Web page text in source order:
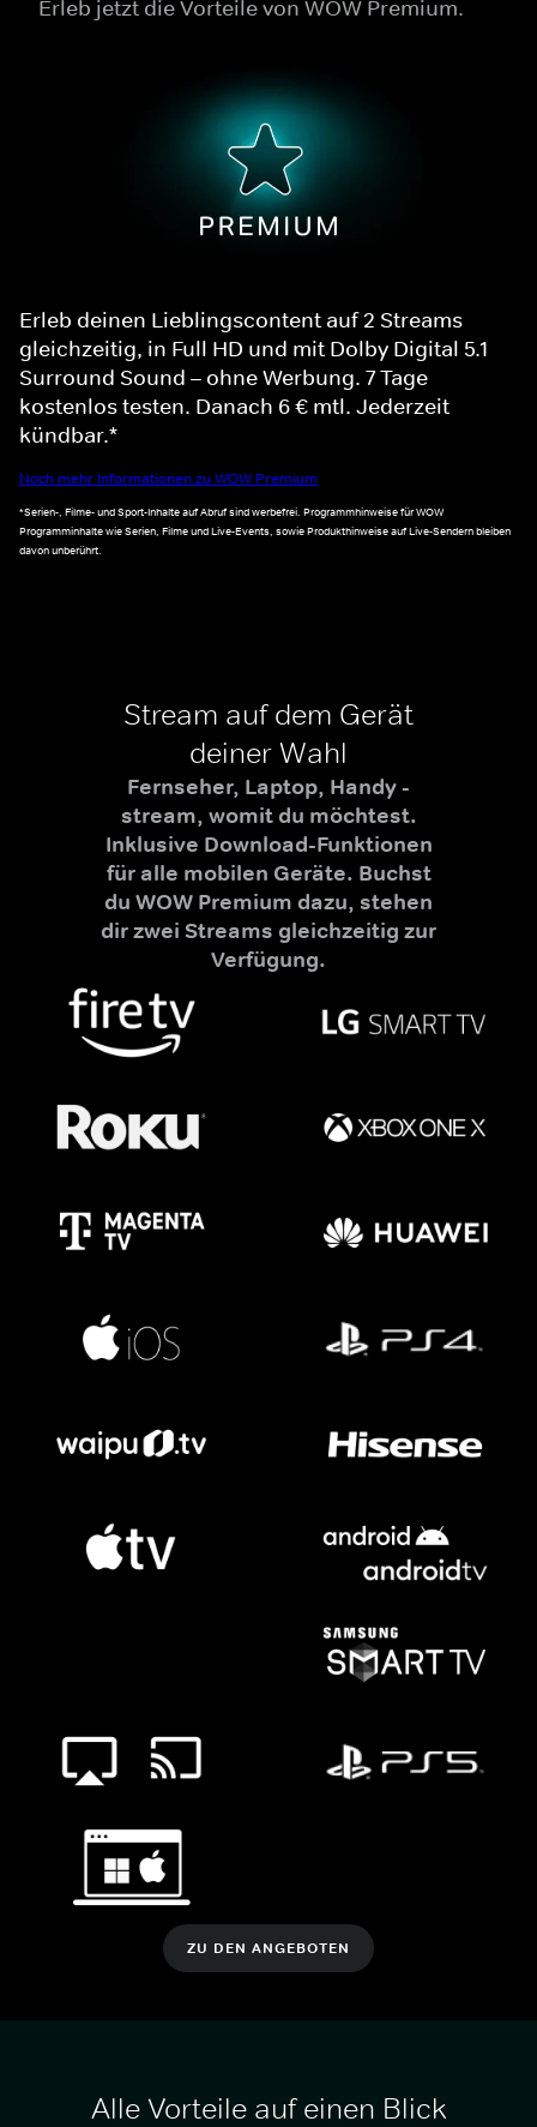
Erleb jetzt die Vorteile von WOW Premium.
Erleb deinen Lieblingscontent auf 2 Streams
gleichzeitig, in Full HD und mit Dolby Digital 5.1
Surround Sound – ohne Werbung. 7 Tage
kostenlos testen. Danach 6 € mtl. Jederzeit
kündbar.*
Noch mehr Informationen zu WOW Premium
*Serien-, Filme- und Sport-Inhalte auf Abruf sind werbefrei. Programmhinweise für WOW
Programminhalte wie Serien, Filme und Live-Events, sowie Produkthinweise auf Live-Sendern bleiben
davon unberührt.
Stream auf dem Gerät
deiner Wahl
Fernseher, Laptop, Handy -
stream, womit du möchtest.
Inklusive Download-Funktionen
für alle mobilen Geräte. Buchst
du WOW Premium dazu, stehen
dir zwei Streams gleichzeitig zur
Verfügung.
ZU DEN ANGEBOTEN
Alle Vorteile auf einen Blick